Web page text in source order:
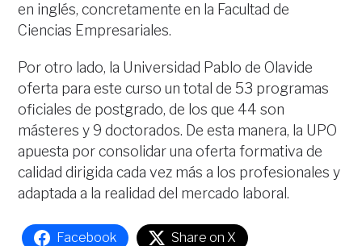
en inglés, concretamente en la Facultad de
Ciencias Empresariales.
Por otro lado, la Universidad Pablo de Olavide
oferta para este curso un total de 53 programas
oficiales de postgrado, de los que 44 son
másteres y 9 doctorados. De esta manera, la UPO
apuesta por consolidar una oferta formativa de
calidad dirigida cada vez más a los profesionales y
adaptada a la realidad del mercado laboral.
Facebook Share on X